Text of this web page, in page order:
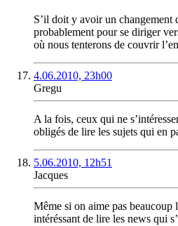
S’il doit y avoir un changement
probablement pour se diriger
où nous tenterons de couvrir
4.06.2010, 23h00
Gregu
A la fois, ceux qui ne
obligés de lire les sujets qui en
5.06.2010, 12h51
Jacques
Même si on aime pas beaucoup
intéréssant de lire les news qui